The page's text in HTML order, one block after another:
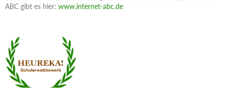
ABC gibt es hier: www.internet-abc.de